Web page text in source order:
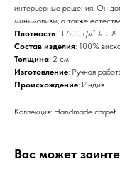
интерьерные решения. Он
минимализм, а также
Плотность: 3 600 г/м² ± 5%
Состав изделия: 100%
Толщина: 2 см
Изготовление: Ручная
Происхождение: Индия
Коллекция: Handmade carpet
Вас может